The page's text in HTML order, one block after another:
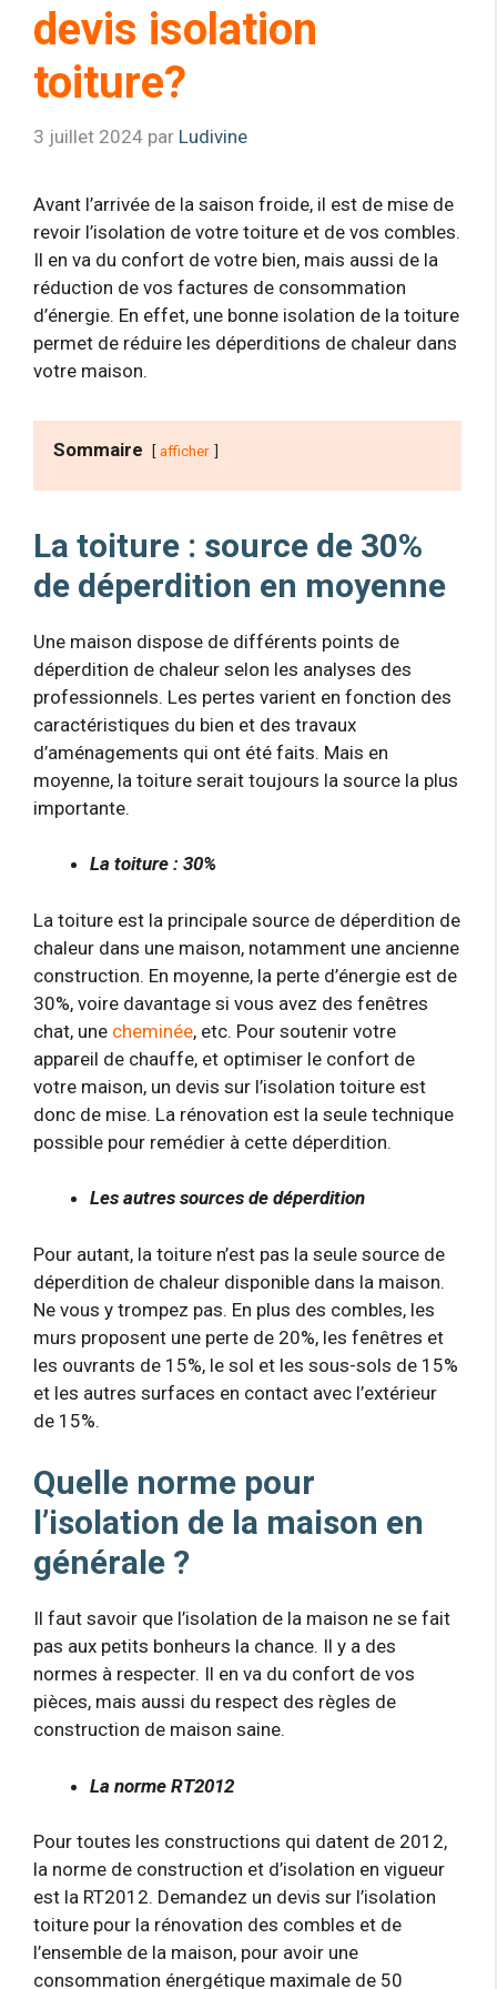
devis isolation
toiture?
3 juillet 2024 par Ludivine
Avant l’arrivée de la saison froide, il est de mise de
revoir l’isolation de votre toiture et de vos combles.
Il en va du confort de votre bien, mais aussi de la
réduction de vos factures de consommation
d’énergie. En effet, une bonne isolation de la toiture
permet de réduire les déperditions de chaleur dans
votre maison.
Sommaire afficher
La toiture : source de 30%
de déperdition en moyenne
Une maison dispose de différents points de
déperdition de chaleur selon les analyses des
professionnels. Les pertes varient en fonction des
caractéristiques du bien et des travaux
d’aménagements qui ont été faits. Mais en
moyenne, la toiture serait toujours la source la plus
importante.
La toiture : 30%
La toiture est la principale source de déperdition de
chaleur dans une maison, notamment une ancienne
construction. En moyenne, la perte d’énergie est de
30%, voire davantage si vous avez des fenêtres
chat, une cheminée, etc. Pour soutenir votre
appareil de chauffe, et optimiser le confort de
votre maison, un devis sur l’isolation toiture est
donc de mise. La rénovation est la seule technique
possible pour remédier à cette déperdition.
Les autres sources de déperdition
Pour autant, la toiture n’est pas la seule source de
déperdition de chaleur disponible dans la maison.
Ne vous y trompez pas. En plus des combles, les
murs proposent une perte de 20%, les fenêtres et
les ouvrants de 15%, le sol et les sous-sols de 15%
et les autres surfaces en contact avec l’extérieur
de 15%.
Quelle norme pour
l’isolation de la maison en
générale ?
Il faut savoir que l’isolation de la maison ne se fait
pas aux petits bonheurs la chance. Il y a des
normes à respecter. Il en va du confort de vos
pièces, mais aussi du respect des règles de
construction de maison saine.
La norme RT2012
Pour toutes les constructions qui datent de 2012,
la norme de construction et d’isolation en vigueur
est la RT2012. Demandez un devis sur l’isolation
toiture pour la rénovation des combles et de
l’ensemble de la maison, pour avoir une
consommation énergétique maximale de 50